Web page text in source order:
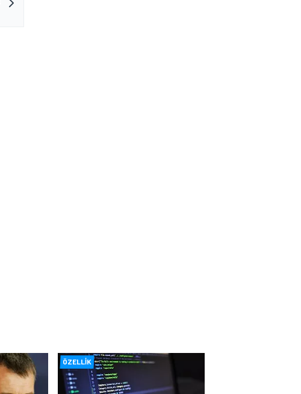
ÖZELLIK